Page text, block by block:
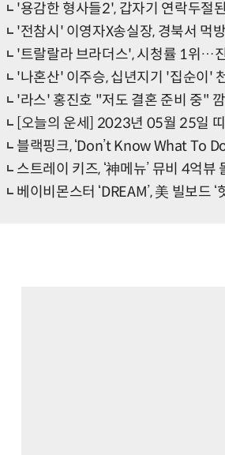
'용감한 형사들2', 갑자기 연락두절
'전참시' 이영자X송실장, 경북서 먹
'트랄랄라 브라더스', 시청률 1위…
'나혼산' 이주승, 십년지기 '집순이'
'라스' 홍진호 "저도 결혼 준비 중"
[오늘의 운세] 2023년 05월 25일 띠
블랙핑크, ‘Don’t Know What To
스트레이 키즈, ‘神메뉴’ 뮤비 4억
베이비몬스터 ‘DREAM’, 美 빌보드 ‘